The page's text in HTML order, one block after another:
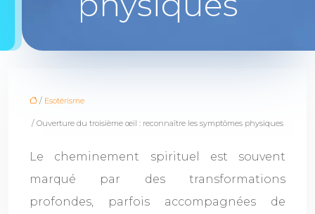
/ Esotérisme
/ Ouverture du troisième œil : reconnaître les symptômes physiques
Le cheminement spirituel est souvent
marqué par des transformations
profondes, parfois accompagnées de